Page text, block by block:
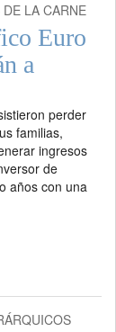
LA CARNE
Euro
a
perder
familias,
ingresos
de
años con una